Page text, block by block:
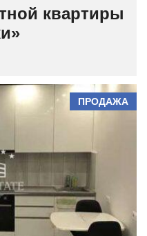
квартиры
ПРОДАЖА